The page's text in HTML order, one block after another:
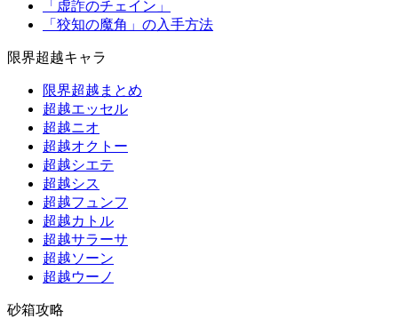
「虚詐のチェイン」
「狡知の魔角」の入手方法
限界超越キャラ
限界超越まとめ
超越エッセル
超越ニオ
超越オクトー
超越シエテ
超越シス
超越フュンフ
超越カトル
超越サラーサ
超越ソーン
超越ウーノ
砂箱攻略